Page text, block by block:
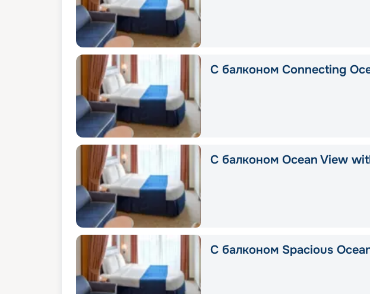
С балконом Connecting
С балконом Ocean View
С балконом Spacious